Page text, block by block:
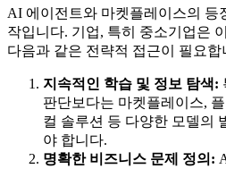
AI 에이전트와 마켓플레이스의 등
작입니다. 기업, 특히 중소기업은
다음과 같은 전략적 접근이 필요합
지속적인 학습 및 정보 탐색:
판단보다는 마켓플레이스,
컬 솔루션 등 다양한 모델의
야 합니다.
명확한 비즈니스 문제 정의: